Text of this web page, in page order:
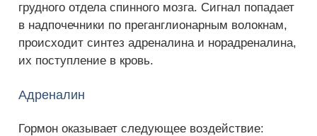
грудного отдела спинного мозга. Сигнал попадает
в надпочечники по преганглионарным волокнам,
происходит синтез адреналина и норадреналина,
их поступление в кровь.
Адреналин
Гормон оказывает следующее воздействие: